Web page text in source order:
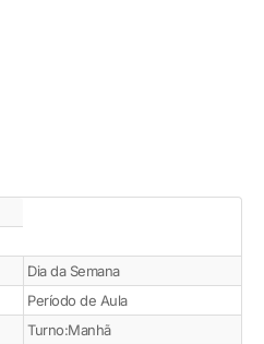
Dia da Semana
Período de Aula
Turno:Manhã